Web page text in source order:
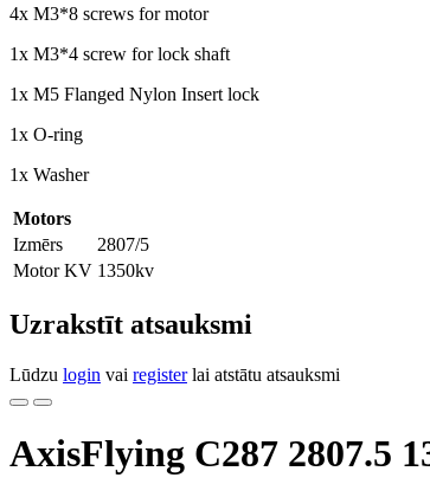
4x M3*8 screws for motor
1x M3*4 screw for lock shaft
1x M5 Flanged Nylon Insert lock
1x O-ring
1x Washer
Motors
Izmērs
2807/5
Motor KV 1350kv
Uzrakstīt atsauksmi
Lūdzu login vai registerlai atstātu atsauksmi
AxisFlying C287 2807.5